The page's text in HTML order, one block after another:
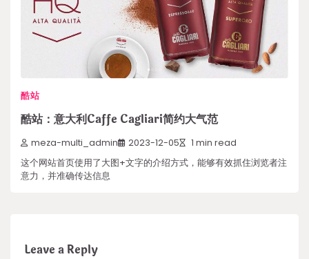
酷站
酷站：意大利Caffe Cagliari简约大气范
meza-multi_admin 2023-12-05 1 min read
这个网站首页使用了大图+文字的介绍方式，能够有效抓住浏览者注
意力，并准确传达信息
Leave a Reply